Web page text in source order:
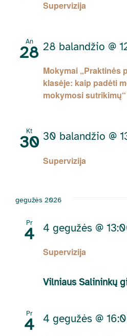
Supervizija
An
28
Mokymai „Praktinės
klasėje: kaip padėti
mokymosi sutrikimų“
28 balandžio @
Kt
30
Supervizija
30 balandžio @
gegužės 2026
Pr
4
Supervizija
4 gegužės @
Vilniaus Salininkų
Pr
4 4 gegužės @